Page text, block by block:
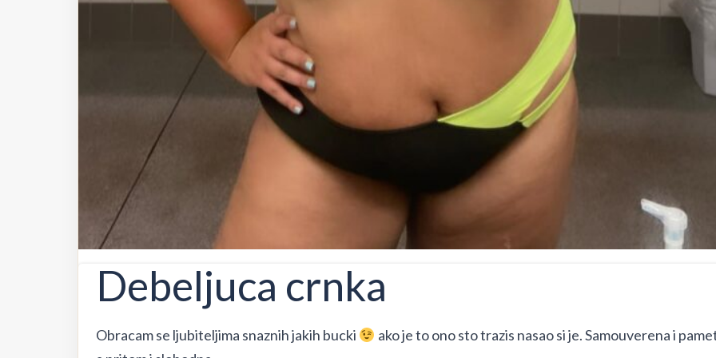
Debeljuca crnka
Obracam se ljubiteljima snaznih jakih bucki
ako je to ono sto trazis nasao si je. Samouverena i